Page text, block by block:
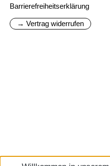
Barrierefreiheitserklärung
→ Vertrag widerrufen